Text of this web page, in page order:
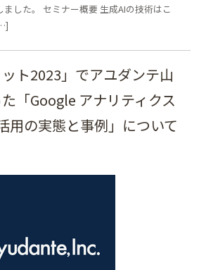
した。 セミナー概要 生成AIの技術はこ
ット2023」でアユダンテ山
「Google アナリティクス
用の実態と事例」について